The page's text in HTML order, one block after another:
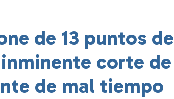
de 13 puntos de
corte de
de mal tiempo